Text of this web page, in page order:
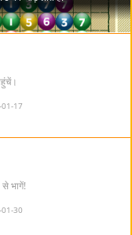
17
भागें!
30